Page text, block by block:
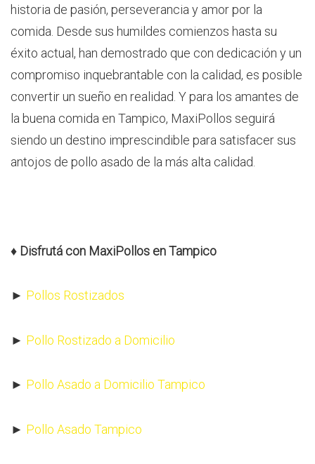
historia de pasión, perseverancia y amor por la
comida. Desde sus humildes comienzos hasta su
éxito actual, han demostrado que con dedicación y un
compromiso inquebrantable con la calidad, es posible
convertir un sueño en realidad. Y para los amantes de
la buena comida en Tampico, MaxiPollos seguirá
siendo un destino imprescindible para satisfacer sus
antojos de pollo asado de la más alta calidad.
♦ Disfrutá con MaxiPollos en Tampico
► Pollos Rostizados
► Pollo Rostizado a Domicilio
► Pollo Asado a Domicilio Tampico
► Pollo Asado Tampico